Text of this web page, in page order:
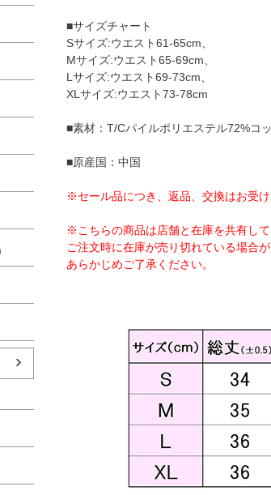
■サイズチャート
Sサイズ:ウエスト61-65cm、
Mサイズ:ウエスト65-69cm、
Lサイズ:ウエスト69-73cm、
XLサイズ:ウエスト73-78cm
■素材：T/Cパイルポリエステル72%コ
■原産国：中国
※セール品につき、返品、交換はお受
※こちらの商品は店舗と在庫を共有して
ご注文時に在庫が売り切れている場合が
あらかじめご了承ください。